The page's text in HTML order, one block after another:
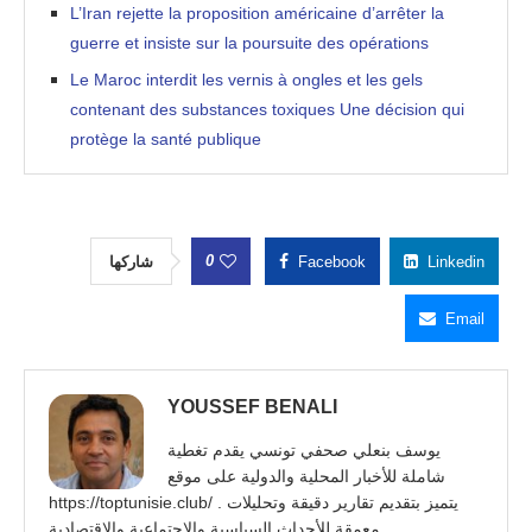
L’Iran rejette la proposition américaine d’arrêter la
guerre et insiste sur la poursuite des opérations
Le Maroc interdit les vernis à ongles et les gels
contenant des substances toxiques Une décision qui
protège la santé publique
شاركها 0 Facebook Linkedin
Email
YOUSSEF BENALI
يوسف بنعلي صحفي تونسي يقدم تغطية
شاملة للأخبار المحلية والدولية على موقع
https://toptunisie.club/ . يتميز بتقديم تقارير دقيقة وتحليلات